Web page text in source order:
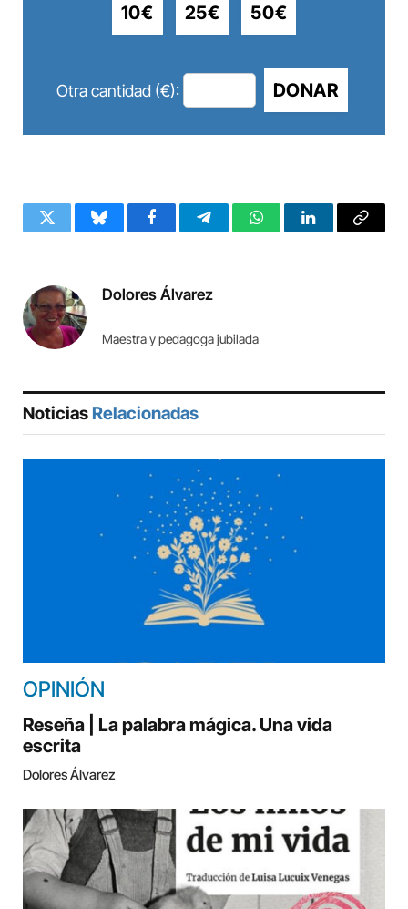
10€ 25€ 50€
Otra cantidad (€): DONAR
Twitter BlueskyFacebookTelegramWhatsAppLinkedInCopy
Dolores Álvarez
Maestra y pedagoga jubilada
Noticias Relacionadas
OPINIÓN
Reseña | La palabra mágica. Una vida
escrita
Dolores Álvarez